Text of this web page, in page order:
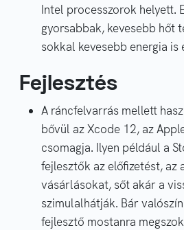
Intel processzorok helyett.
gyorsabbak, kevesebb hőt
sokkal kevesebb energia is
Fejlesztés
A ráncfelvarrás mellett
bővül az Xcode 12, az
csomagja. Ilyen például a
fejlesztők az előfizetést, az
vásárlásokat, sőt akár a
szimulalhátják. Bár
fejlesztő mostanra